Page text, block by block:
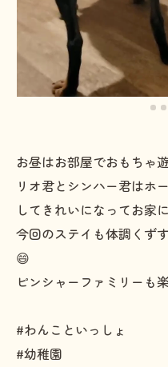
お昼はお部屋でおもちゃ
リオ君とシンハー君はホ
してきれいになってお家
今回のステイも体調くず
😄
ピンシャーファミリーも
#わんこといっしょ
#幼稚園